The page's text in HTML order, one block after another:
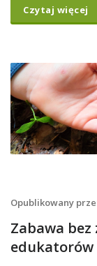
Czytaj więcej
Opublikowany
Zabawa
edukatorów